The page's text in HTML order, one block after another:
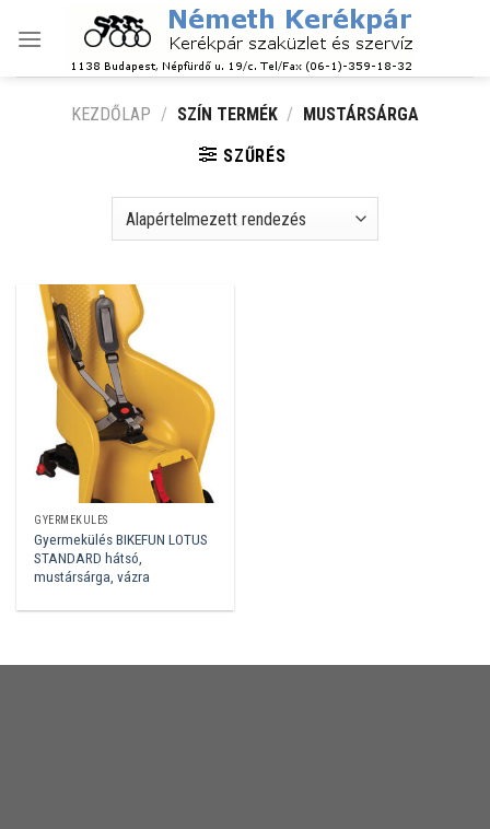
KEZDŐLAP / SZÍN TERMÉK / MUSTÁRSÁRGA
SZŰRÉS
GYERMEKÜLÉS
Gyermekülés BIKEFUN LOTUS
STANDARD hátsó,
mustársárga, vázra